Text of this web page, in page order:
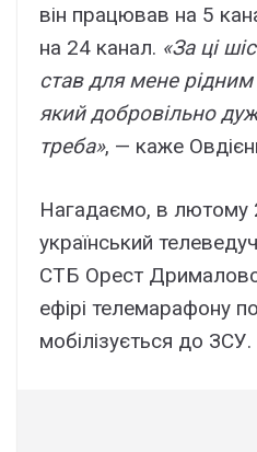
він працював на 5
на 24 канал. «За ці
став для мене
який добровільно
треба», — каже
Нагадаємо, в лютому
український
СТБ Орест
ефірі телемарафону
мобілізується до ЗСУ.